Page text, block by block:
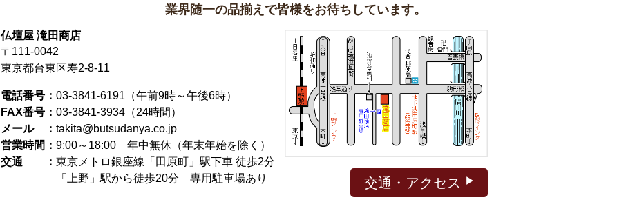
業界随一の品揃えで皆様をお待ちしています。
仏壇屋 滝田商店
〒111-0042
東京都台東区寿2-8-11
電話番号： 03-3841-6191 （午前9時～午後6時）
FAX番号： 03-3841-3934（24時間）
メール ： takita@butsudanya.co.jp
営業時間： 9:00～18:00 年中無休（年末年始を除く）
交通 ： 東京メトロ銀座線「田原町」駅下車 徒歩2分
「上野」駅から徒歩20分 専用駐車場あり
交通・アクセス